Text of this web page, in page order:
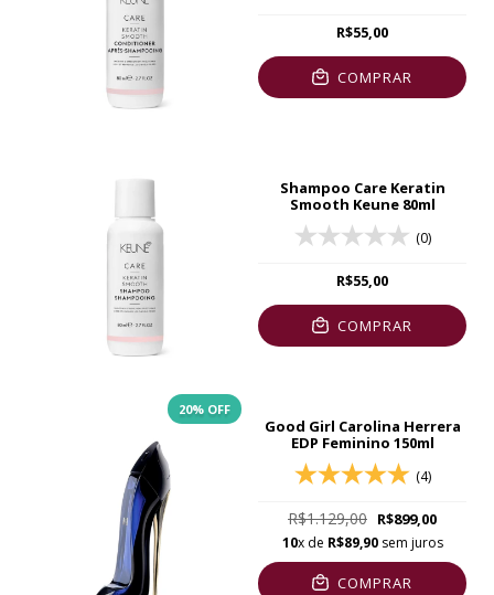
R$55,00
COMPRAR
Shampoo Care Keratin
Smooth Keune 80ml
(0)
R$55,00
COMPRAR
20% OFF
Good Girl Carolina Herrera
EDP Feminino 150ml
(4)
R$1.129,00 R$899,00
10x de R$89,90sem juros
COMPRAR